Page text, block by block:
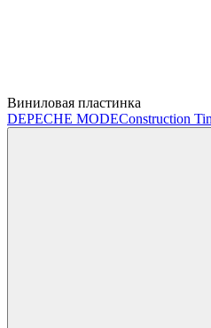
Виниловая пластинка
DEPECHE MODEConstruction